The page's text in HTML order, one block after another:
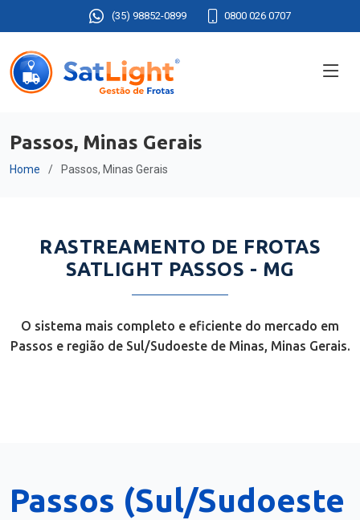
(35) 98852-0899 0800 026 0707
Passos, Minas Gerais
Home Passos, Minas Gerais
RASTREAMENTO DE FROTAS
SATLIGHT PASSOS - MG
O sistema mais completo e eficiente do mercado em
Passos e região de Sul/Sudoeste de Minas, Minas Gerais.
Passos (Sul/Sudoeste